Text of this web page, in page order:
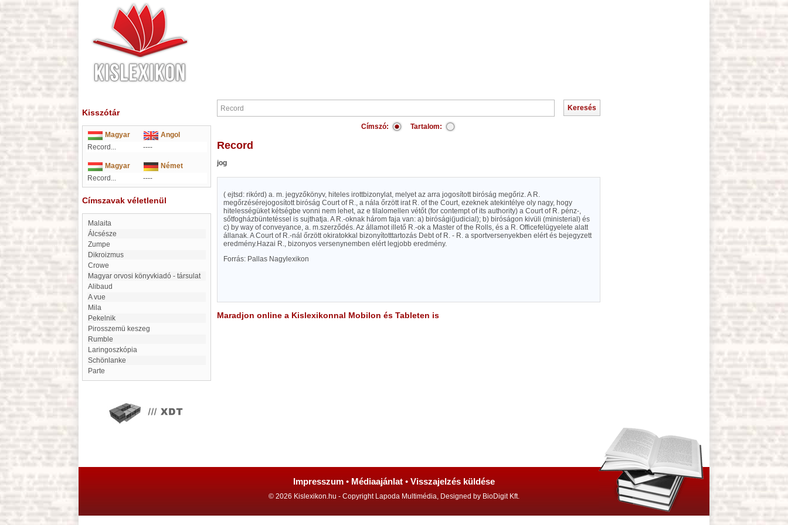
Kisszótár
Magyar
Angol
Record...
----
Magyar
Német
Record...
----
Címszavak véletlenül
Malaita
Álcsésze
Zumpe
dikroizmus
Crowe
Magyar orvosi könyvkiadó - társulat
Alibaud
A vue
Mila
Pekelnik
Pirosszemü keszeg
rumble
Laringoszkópia
Schönlanke
Parte
Címszó: Tartalom:
Record
jog
( ejtsd: rikórd) a. m. jegyzőkönyv, hiteles irottbizonylat, melyet az arra jogosított biróság megőriz. A R.
megőrzésérejogosított biróság Court of R., a nála őrzött irat R. of the Court, ezeknek atekintélye oly nagy, hogy
hitelességüket kétségbe vonni nem lehet, az e tilalomellen vétőt (for contempt of its authority) a Court of R. pénz-,
sőtfogházbüntetéssel is sujthatja. A R.-oknak három faja van: a) birósági(judicial); b) biróságon kivüli (ministerial) és
c) by way of conveyance, a. m.szerződés. Az államot illető R.-ok a Master of the Rolls, és a R. Officefelügyelete alatt
állanak. A Court of R.-nál őrzött okiratokkal bizonyítotttartozás Debt of R. - R. a sportversenyekben elért és bejegyzett
eredmény.Hazai R., bizonyos versenynemben elért legjobb eredmény.
Forrás: Pallas Nagylexikon
Maradjon online a Kislexikonnal Mobilon és Tableten is
Impresszum • Médiaajánlat • Visszajelzés küldése
© 2026 Kislexikon.hu - Copyright Lapoda Multimédia, Designed by BioDigit Kft.